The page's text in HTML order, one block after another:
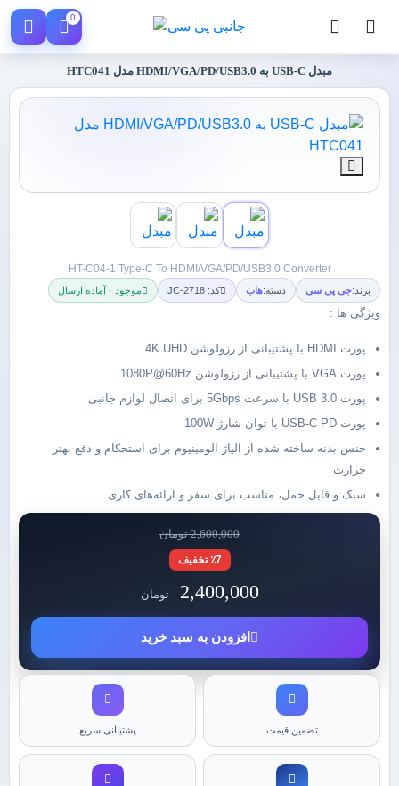
0
مبدل USB-C به HDMI/VGA/PD/USB3.0 مدل HTC041
HT-C04-1 Type-C To HDMI/VGA/PD/USB3.0 Converter
برند:جی پی سی دسته:هاب کد: JC-2718 موجود · آماده ارسال
ویژگی ها :
پورت‌ HDMI با پشتیبانی از رزولوشن 4K UHD
پورت‌ VGA با پشتیبانی از رزولوشن 1080P@60Hz
پورت USB 3.0 با سرعت 5Gbps برای اتصال لوازم جانبی
پورت USB-C PD با توان شارژ 100W
جنس بدنه ساخته شده از آلیاژ آلومینیوم برای استحکام و دفع بهتر
حرارت
سبک و قابل حمل، مناسب برای سفر و ارائه‌های کاری
2,600,000 تومان
٪7 تخفیف
2,400,000 تومان
افزودن به سبد خرید
تضمین قیمت پشتیبانی سریع